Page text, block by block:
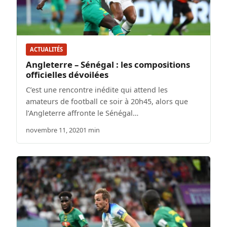
ACTUALITÉS
Angleterre – Sénégal : les compositions
officielles dévoilées
C’est une rencontre inédite qui attend les
amateurs de football ce soir à 20h45, alors que
l’Angleterre affronte le Sénégal…
novembre 11, 20201 min